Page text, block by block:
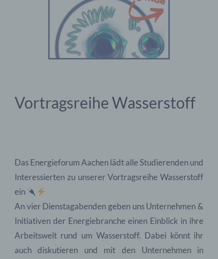
Vortragsreihe Wasserstoff
Das Energieforum Aachen lädt alle Studierenden und
Interessierten zu unserer Vortragsreihe Wasserstoff
ein
An vier Dienstagabenden geben uns Unternehmen &
Initiativen der Energiebranche einen Einblick in ihre
Arbeitswelt rund um Wasserstoff. Dabei könnt ihr
auch diskutieren und mit den Unternehmen in